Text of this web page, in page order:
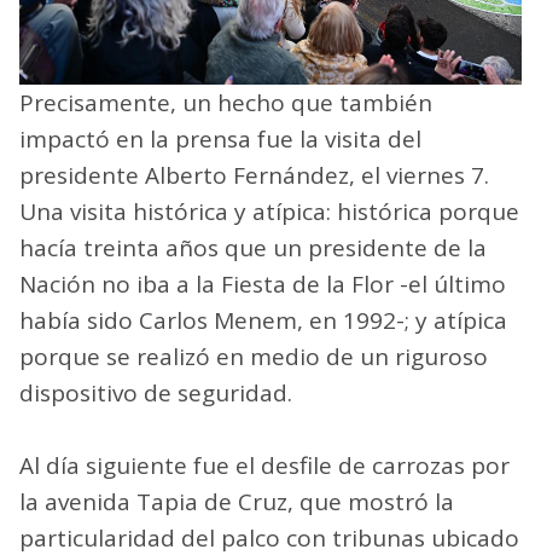
Precisamente, un hecho que también
impactó en la prensa fue la visita del
presidente Alberto Fernández, el viernes 7.
Una visita histórica y atípica: histórica porque
hacía treinta años que un presidente de la
Nación no iba a la Fiesta de la Flor -el último
había sido Carlos Menem, en 1992-; y atípica
porque se realizó en medio de un riguroso
dispositivo de seguridad.
Al día siguiente fue el desfile de carrozas por
la avenida Tapia de Cruz, que mostró la
particularidad del palco con tribunas ubicado